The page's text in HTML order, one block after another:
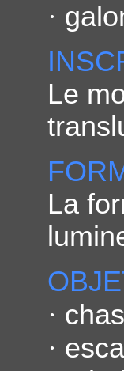
·
Le
La
·
·